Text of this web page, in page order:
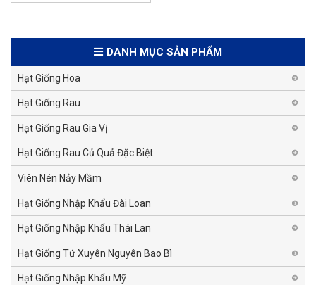
DANH MỤC SẢN PHẨM
Hạt Giống Hoa
Hạt Giống Rau
Hạt Giống Rau Gia Vị
Hạt Giống Rau Củ Quả Đặc Biệt
Viên Nén Nảy Mầm
Hạt Giống Nhập Khẩu Đài Loan
Hạt Giống Nhập Khẩu Thái Lan
Hạt Giống Tứ Xuyên Nguyên Bao Bì
Hạt Giống Nhập Khẩu Mỹ